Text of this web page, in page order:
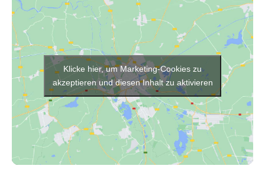
Klicke hier, um Marketing-Cookies zu
akzeptieren und diesen Inhalt zu aktivieren